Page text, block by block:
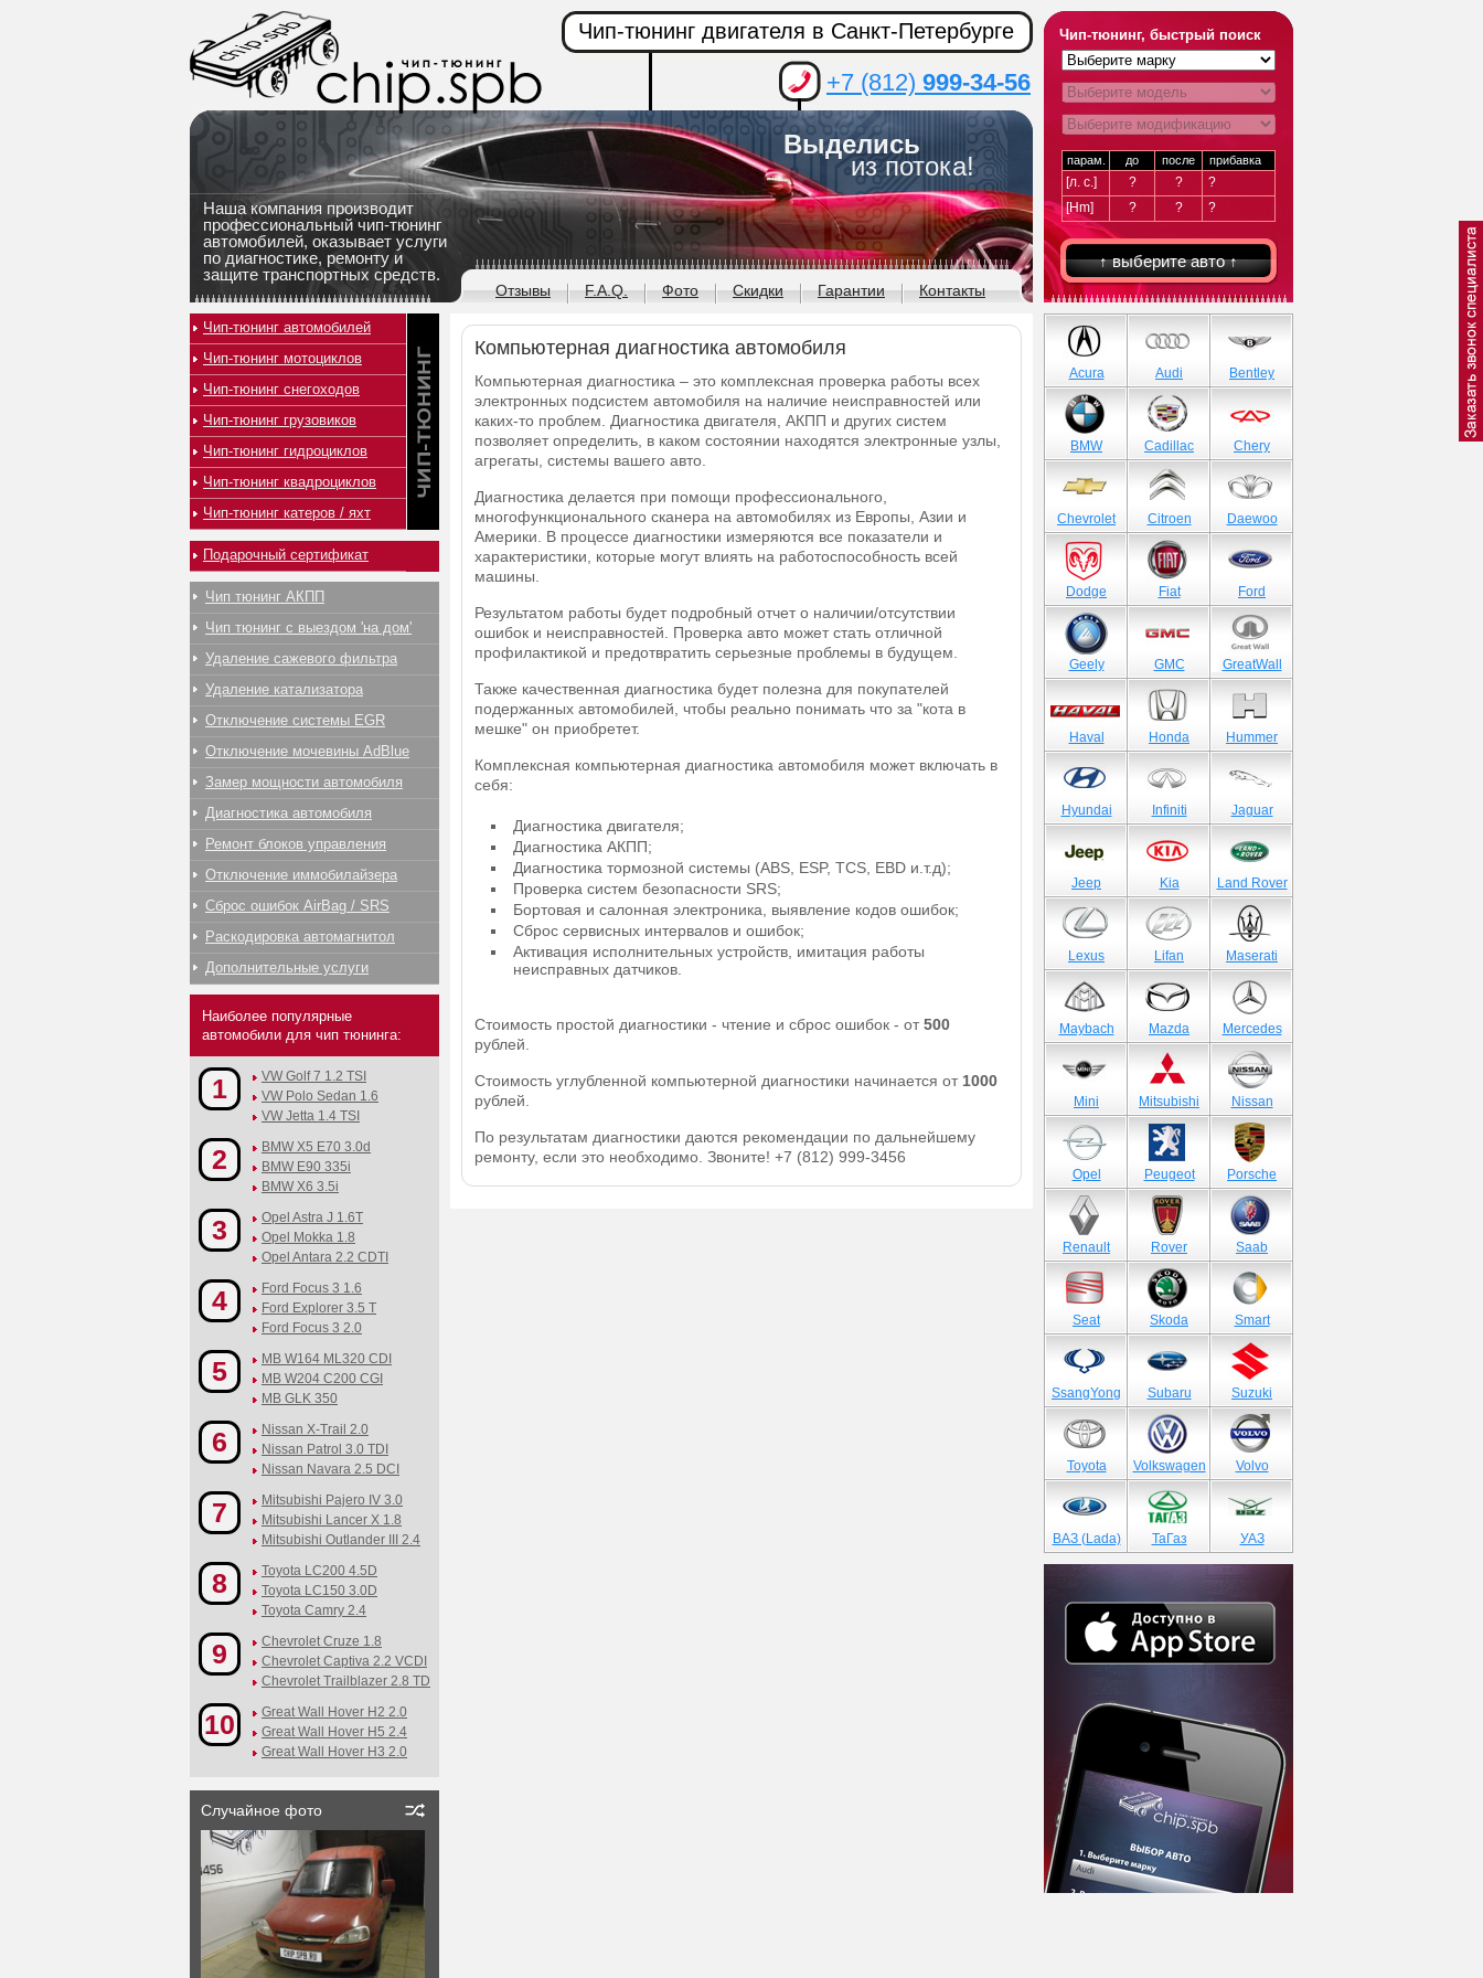
Наша компания производит
профессиональный чип-тюнинг
автомобилей, оказывает услуги
по диагностике, ремонту и
защите транспортных средств.
Выделись
из потока!
Чип-тюнинг, быстрый поиск
парам. до после прибавка
[л. с.] ? ?
?
[Hm]
? ? ?
↑ выберите авто ↑
Чип-тюнинг двигателя в Санкт-Петербурге
+7 (812) 999-34-56
Отзывы F.A.Q. Фото Скидки Гарантии Контакты
Компьютерная диагностика автомобиля
Компьютерная диагностика – это комплексная проверка работы всех
электронных подсистем автомобиля на наличие неисправностей или
каких-то проблем. Диагностика двигателя, АКПП и других систем
позволяет определить, в каком состоянии находятся электронные узлы,
агрегаты, системы вашего авто.
Диагностика делается при помощи профессионального,
многофункционального сканера на автомобилях из Европы, Азии и
Америки. В процессе диагностики измеряются все показатели и
характеристики, которые могут влиять на работоспособность всей
машины.
Результатом работы будет подробный отчет о наличии/отсутствии
ошибок и неисправностей. Проверка авто может стать отличной
профилактикой и предотвратить серьезные проблемы в будущем.
Также качественная диагностика будет полезна для покупателей
подержанных автомобилей, чтобы реально понимать что за "кота в
мешке" он приобретет.
Комплексная компьютерная диагностика автомобиля может включать в
себя:
Диагностика двигателя;
Диагностика АКПП;
Диагностика тормозной системы (АBS, ESP, TCS, EBD и.т.д);
Проверка систем безопасности SRS;
Бортовая и салонная электроника, выявление кодов ошибок;
Сброс сервисных интервалов и ошибок;
Активация исполнительных устройств, имитация работы
неисправных датчиков.
Стоимость простой диагностики - чтение и сброс ошибок - от500
рублей.
Стоимость углубленной компьютерной диагностики начинается от 1000
рублей.
По результатам диагностики даются рекомендации по дальнейшему
ремонту, если это необходимо. Звоните! +7 (812) 999-3456
Чип-тюнинг автомобилей
Чип-тюнинг мотоциклов
Чип-тюнинг снегоходов
Чип-тюнинг грузовиков
Чип-тюнинг гидроциклов
Чип-тюнинг квадроциклов
Чип-тюнинг катеров / яхт
Подарочный сертификат
Чип тюнинг АКПП
Чип тюнинг с выездом 'на дом'
Удаление сажевого фильтра
Удаление катализатора
Отключение системы EGR
Отключение мочевины AdBlue
Замер мощности автомобиля
Диагностика автомобиля
Ремонт блоков управления
Отключение иммобилайзера
Сброс ошибок AirBag / SRS
Раскодировка автомагнитол
Дополнительные услуги
Наиболее популярные
автомобили для чип тюнинга:
1
VW Golf 7 1.2 TSI
VW Polo Sedan 1.6
VW Jetta 1.4 TSI
2
BMW X5 E70 3.0d
BMW E90 335i
BMW X6 3.5i
3
Opel Astra J 1.6T
Opel Mokka 1.8
Opel Antara 2.2 CDTI
4
Ford Focus 3 1.6
Ford Explorer 3.5 T
Ford Focus 3 2.0
5
MB W164 ML320 CDI
MB W204 C200 CGI
MB GLK 350
6
Nissan X-Trail 2.0
Nissan Patrol 3.0 TDI
Nissan Navara 2.5 DCI
7
Mitsubishi Pajero IV 3.0
Mitsubishi Lancer X 1.8
Mitsubishi Outlander III 2.4
8
Toyota LC200 4.5D
Toyota LC150 3.0D
Toyota Camry 2.4
9
Chevrolet Cruze 1.8
Chevrolet Captiva 2.2 VCDI
Chevrolet Trailblazer 2.8 TD
10
Great Wall Hover H2 2.0
Great Wall Hover H5 2.4
Great Wall Hover H3 2.0
Случайное фото
Acura Audi Bentley
BMW Cadillac Chery
Chevrolet Citroen Daewoo
Dodge Fiat Ford
Geely GMC GreatWall
Haval Honda Hummer
Hyundai Infiniti Jaguar
Jeep Kia Land Rover
Lexus Lifan Maserati
Maybach Mazda Mercedes
Mini Mitsubishi Nissan
Opel Peugeot Porsche
Renault Rover Saab
Seat Skoda Smart
SsangYong Subaru Suzuki
Toyota Volkswagen Volvo
ВАЗ (Lada) ТаГаз УАЗ